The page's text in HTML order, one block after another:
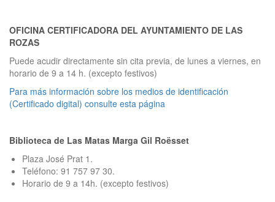
OFICINA CERTIFICADORA DEL AYUNTAMIENTO DE LAS
ROZAS
Puede acudir directamente sin cita previa, de lunes a viernes, en
horario de 9 a 14 h. (excepto festivos)
Para más información sobre los medios de identificación
(Certificado digital) consulte esta página
Biblioteca de Las Matas Marga Gil Roësset
Plaza José Prat 1.
Teléfono: 91 757 97 30.
Horario de 9 a 14h. (excepto festivos)